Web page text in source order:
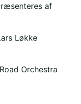
af
Løkke
Orchestra